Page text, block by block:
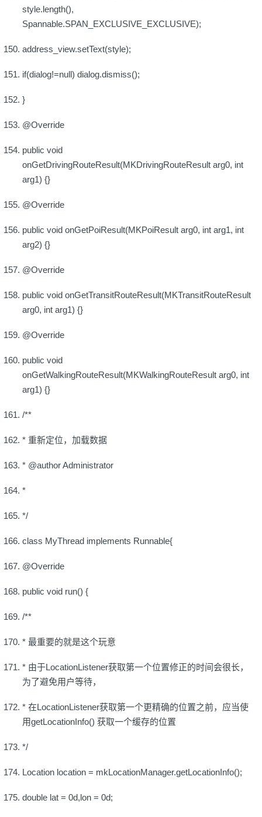
style.length(),
Spannable.SPAN_EXCLUSIVE_EXCLUSIVE);
address_view.setText(style);
if(dialog!=null) dialog.dismiss();
}
@Override
public void
onGetDrivingRouteResult(MKDrivingRouteResult arg0, int
arg1) {}
@Override
public void onGetPoiResult(MKPoiResult arg0, int arg1, int
arg2) {}
@Override
public void onGetTransitRouteResult(MKTransitRouteResult
arg0, int arg1) {}
@Override
public void
onGetWalkingRouteResult(MKWalkingRouteResult arg0, int
arg1) {}
/**
* 重新定位，加载数据
* @author Administrator
*
*/
class MyThread implements Runnable{
@Override
public void run() {
/**
* 最重要的就是这个玩意
* 由于LocationListener获取第一个位置修正的时间会很长，
为了避免用户等待，
* 在LocationListener获取第一个更精确的位置之前，应当使
用getLocationInfo() 获取一个缓存的位置
*/
Location location = mkLocationManager.getLocationInfo();
double lat = 0d,lon = 0d;